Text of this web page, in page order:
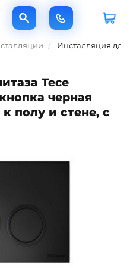
Инсталляция для
Tece
черная
полу и стене, с